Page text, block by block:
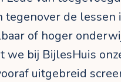
tegenover de lessen
of hoger
we bij BijlesHuis
uitgebreid